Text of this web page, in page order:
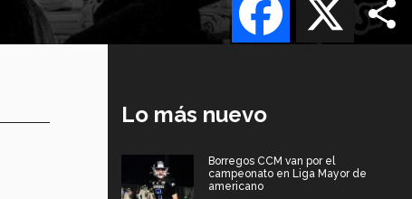
Lo más nuevo
Borregos CCM van por el
campeonato en Liga Mayor de
americano